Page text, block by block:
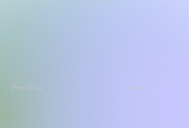
Previous Next